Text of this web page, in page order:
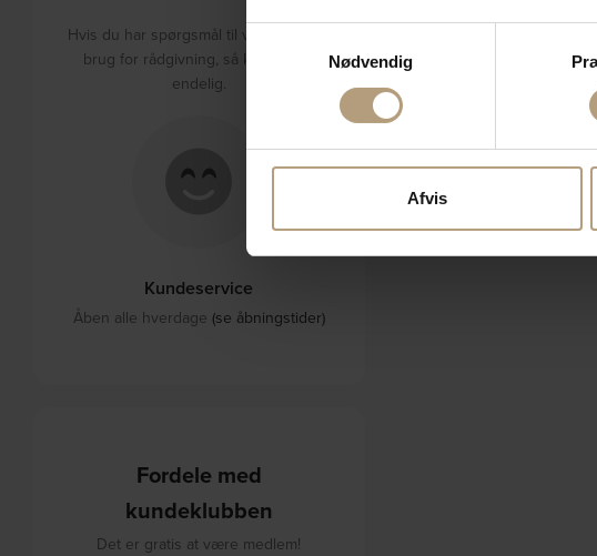
Hvis du tillader det, vil vi også gerne:
Indsamle præcise oplysninger om
Identificere din enhed baseret på
Dine valg anvendes på hele websitet.
annonceringspartnere og
dem, eller som de har indsamlet fra din
Samtykkevalg
Nødvendig
Afvis
Hvis du har spørgsmål til varerne eller
brug for rådgivning, så kontakt os
endelig.
Kundeservice
Åben alle hverdage (se åbningstider)
Fordele med
kundeklubben
Det er gratis at være medlem!